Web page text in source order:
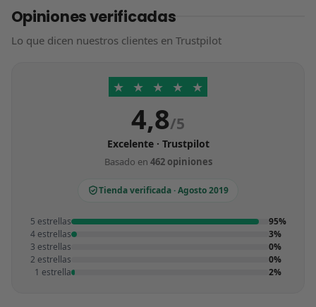
Opiniones verificadas
Lo que dicen nuestros clientes en Trustpilot
★ ★ ★ ★ ★
4,8/5
Excelente · Trustpilot
Basado en 462 opiniones
Tienda verificada · Agosto 2019
5 estrellas
95%
4 estrellas
3%
3 estrellas
0%
2 estrellas
0%
1 estrella
2%